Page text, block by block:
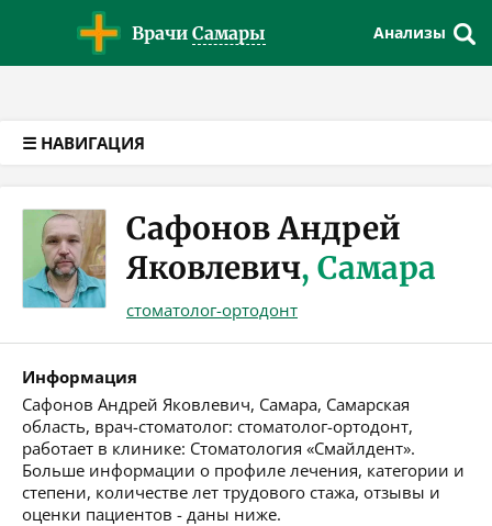
Врачи Самары Анализы
☰ НАВИГАЦИЯ
Сафонов Андрей
Яковлевич, Самара
стоматолог-ортодонт
Информация
Сафонов Андрей Яковлевич, Самара, Самарская
область, врач-стоматолог: стоматолог-ортодонт,
работает в клинике: Стоматология «Смайлдент».
Больше информации о профиле лечения, категории и
степени, количестве лет трудового стажа, отзывы и
оценки пациентов - даны ниже.